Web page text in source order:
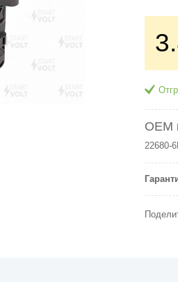
OEM
22680-